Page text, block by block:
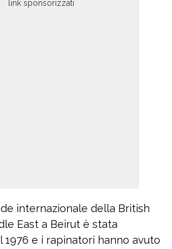
internazionale della British
East a Beirut è stata
1976 e i rapinatori hanno avuto